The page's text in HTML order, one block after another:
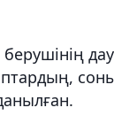
берушінің